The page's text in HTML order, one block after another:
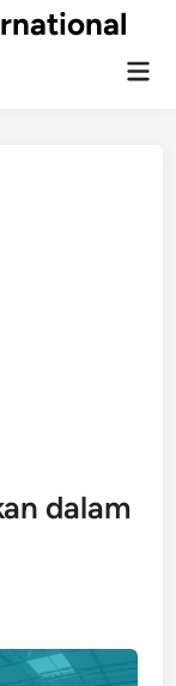
dalam